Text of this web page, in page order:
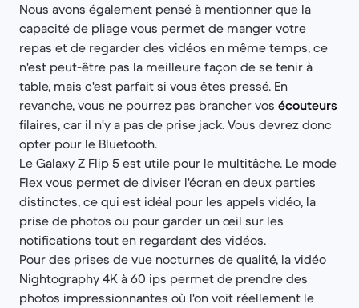
Nous avons également pensé à mentionner que la
capacité de pliage vous permet de manger votre
repas et de regarder des vidéos en même temps, ce
n'est peut-être pas la meilleure façon de se tenir à
table, mais c'est parfait si vous êtes pressé. En
revanche, vous ne pourrez pas brancher vos écouteurs
filaires, car il n'y a pas de prise jack. Vous devrez donc
opter pour le Bluetooth.
Le Galaxy Z Flip 5 est utile pour le multitâche. Le mode
Flex vous permet de diviser l'écran en deux parties
distinctes, ce qui est idéal pour les appels vidéo, la
prise de photos ou pour garder un œil sur les
notifications tout en regardant des vidéos.
Pour des prises de vue nocturnes de qualité, la vidéo
Nightography 4K à 60 ips permet de prendre des
photos impressionnantes où l'on voit réellement le